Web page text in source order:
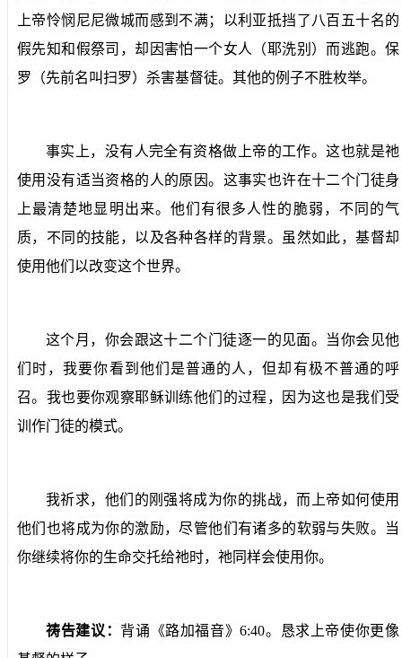
上帝怜悯尼尼微城而感到不满；以利亚抵挡了八百五十名的
假先知和假祭司，却因害怕一个女人（耶洗别）而逃跑。保
罗（先前名叫扫罗）杀害基督徒。其他的例子不胜枚举。
事实上，没有人完全有资格做上帝的工作。这也就是祂
使用没有适当资格的人的原因。这事实也许在十二个门徒身
上最清楚地显明出来。他们有很多人性的脆弱，不同的气
质，不同的技能，以及各种各样的背景。虽然如此，基督却
使用他们以改变这个世界。
这个月，你会跟这十二个门徒逐一的见面。当你会见他
们时，我要你看到他们是普通的人，但却有极不普通的呼
召。我也要你观察耶稣训练他们的过程，因为这也是我们受
训作门徒的模式。
我祈求，他们的刚强将成为你的挑战，而上帝如何使用
他们也将成为你的激励，尽管他们有诸多的软弱与失败。当
你继续将你的生命交托给祂时，祂同样会使用你。
祷告建议： 背诵《路加福音》6:40。恳求上帝使你更像